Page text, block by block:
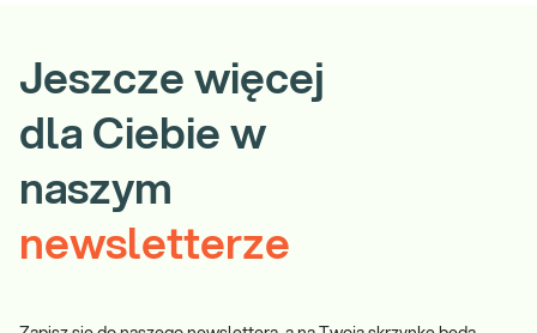
Jeszcze więcej
dla Ciebie w
naszym
newsletterze